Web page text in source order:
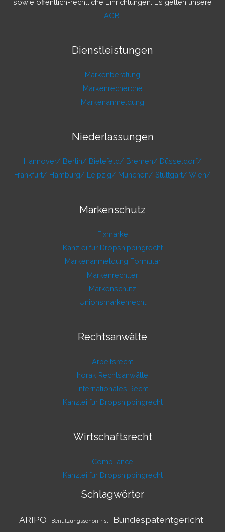
sowie öffentlich-rechtliche Einrichtungen. Es gelten unsere
AGB.
Dienstleistungen
Markenberatung
Markenrecherche
Markenanmeldung
Niederlassungen
Hannover/ Berlin/ Bielefeld/ Bremen/ Düsseldorf/
Frankfurt/ Hamburg/ Leipzig/ München/ Stuttgart/ Wien/
Markenschutz
Fixmarke
Kanzlei für Dropshippingrecht
Markenanmeldung Formular
Markenrechtler
Markenschutz
Unionsmarkenrecht
Rechtsanwälte
Arbeitsrecht
horak Rechtsanwälte
Internationales Recht
Kanzlei für Dropshippingrecht
Wirtschaftsrecht
Compliance
Kanzlei für Dropshippingrecht
Schlagwörter
ARIPO Benutzungsschonfrist Bundespatentgericht